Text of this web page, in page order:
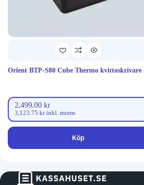
Orient BTP-S80 Cube Thermo kvittoskrivare
2,499.00 kr
3,123.75 krinkl. moms
Köp